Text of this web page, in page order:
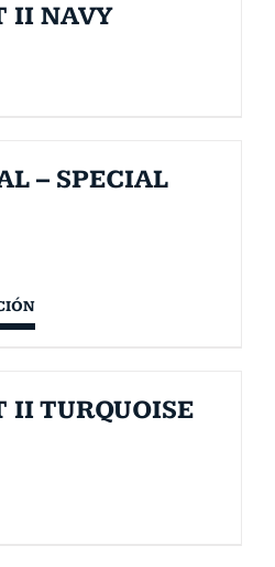
II NAVY
– SPECIAL
II TURQUOISE